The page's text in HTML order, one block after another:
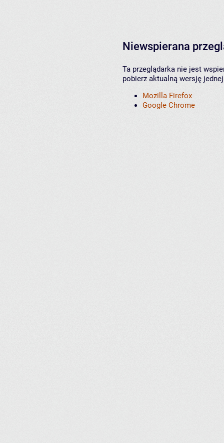
Niewspierana
Ta przeglądarka nie jest
pobierz aktualną wersję
Mozilla Firefox
Google Chrome